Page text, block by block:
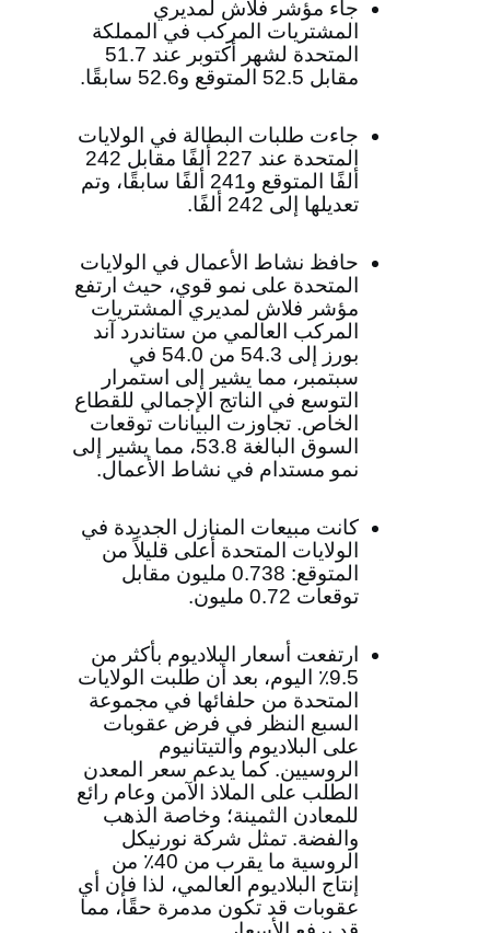
جاء مؤشر فلاش لمديري
المشتريات المركب في المملكة
المتحدة لشهر أكتوبر عند 51.7
مقابل 52.5 المتوقع و52.6 سابقًا.
جاءت طلبات البطالة في الولايات
المتحدة عند 227 ألفًا مقابل 242
ألفًا المتوقع و241 ألفًا سابقًا، وتم
تعديلها إلى 242 ألفًا.
حافظ نشاط الأعمال في الولايات
المتحدة على نمو قوي، حيث ارتفع
مؤشر فلاش لمديري المشتريات
المركب العالمي من ستاندرد آند
بورز إلى 54.3 من 54.0 في
سبتمبر، مما يشير إلى استمرار
التوسع في الناتج الإجمالي للقطاع
الخاص. تجاوزت البيانات توقعات
السوق البالغة 53.8، مما يشير إلى
نمو مستدام في نشاط الأعمال.
كانت مبيعات المنازل الجديدة في
الولايات المتحدة أعلى قليلاً من
المتوقع: 0.738 مليون مقابل
توقعات 0.72 مليون.
ارتفعت أسعار البلاديوم بأكثر من
9.5٪ اليوم، بعد أن طلبت الولايات
المتحدة من حلفائها في مجموعة
السبع النظر في فرض عقوبات
على البلاديوم والتيتانيوم
الروسيين. كما يدعم سعر المعدن
الطلب على الملاذ الآمن وعام رائع
للمعادن الثمينة؛ وخاصة الذهب
والفضة. تمثل شركة نورنيكل
الروسية ما يقرب من 40٪ من
إنتاج البلاديوم العالمي، لذا فإن أي
عقوبات قد تكون مدمرة حقًا، مما